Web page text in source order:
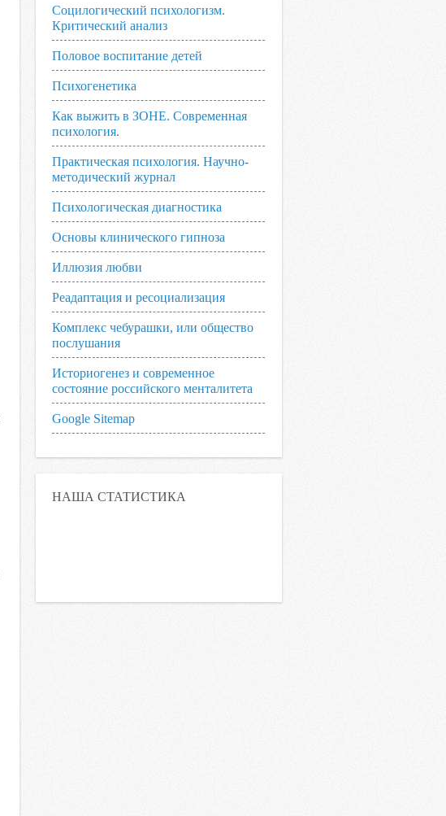
Социлогический психологизм.
Критический анализ
Половое воспитание детей
Психогенетика
Как выжить в ЗОНЕ. Современная
психология.
Практическая психология. Научно-
методический журнал
Психологическая диагностика
Основы клинического гипноза
Иллюзия любви
Реадаптация и ресоциализация
Комплекс чебурашки, или общество
послушания
Историогенез и современное
состояние российского менталитета
Google Sitemap
НАША СТАТИСТИКА